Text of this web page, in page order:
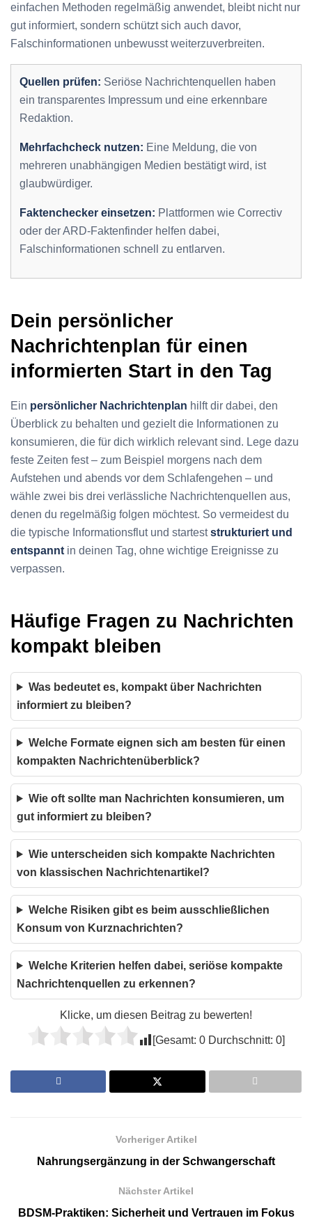
einfachen Methoden regelmäßig anwendet, bleibt nicht nur
gut informiert, sondern schützt sich auch davor,
Falschinformationen unbewusst weiterzuverbreiten.
Quellen prüfen: Seriöse Nachrichtenquellen haben
ein transparentes Impressum und eine erkennbare
Redaktion.
Mehrfachcheck nutzen: Eine Meldung, die von
mehreren unabhängigen Medien bestätigt wird, ist
glaubwürdiger.
Faktenchecker einsetzen: Plattformen wie Correctiv
oder der ARD-Faktenfinder helfen dabei,
Falschinformationen schnell zu entlarven.
Dein persönlicher
Nachrichtenplan für einen
informierten Start in den Tag
Ein persönlicher Nachrichtenplan hilft dir dabei, den
Überblick zu behalten und gezielt die Informationen zu
konsumieren, die für dich wirklich relevant sind. Lege dazu
feste Zeiten fest – zum Beispiel morgens nach dem
Aufstehen und abends vor dem Schlafengehen – und
wähle zwei bis drei verlässliche Nachrichtenquellen aus,
denen du regelmäßig folgen möchtest. So vermeidest du
die typische Informationsflut und starteststrukturiert und
entspannt in deinen Tag, ohne wichtige Ereignisse zu
verpassen.
Häufige Fragen zu Nachrichten
kompakt bleiben
Was bedeutet es, kompakt über Nachrichten
informiert zu bleiben?
Welche Formate eignen sich am besten für einen
kompakten Nachrichtenüberblick?
Wie oft sollte man Nachrichten konsumieren, um
gut informiert zu bleiben?
Wie unterscheiden sich kompakte Nachrichten
von klassischen Nachrichtenartikel?
Welche Risiken gibt es beim ausschließlichen
Konsum von Kurznachrichten?
Welche Kriterien helfen dabei, seriöse kompakte
Nachrichtenquellen zu erkennen?
Klicke, um diesen Beitrag zu bewerten!
[Gesamt: 0 Durchschnitt: 0]
Vorheriger Artikel
Nahrungsergänzung in der Schwangerschaft
Nächster Artikel
BDSM-Praktiken: Sicherheit und Vertrauen im Fokus